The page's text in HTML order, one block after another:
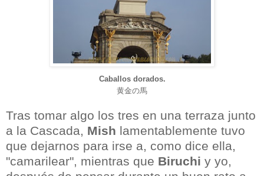
Caballos dorados.
黄金の馬
Tras tomar algo los tres en una terraza junto
a la Cascada, Mish lamentablemente tuvo
que dejarnos para irse a, como dice ella,
"camarilear", mientras que Biruchi y yo,